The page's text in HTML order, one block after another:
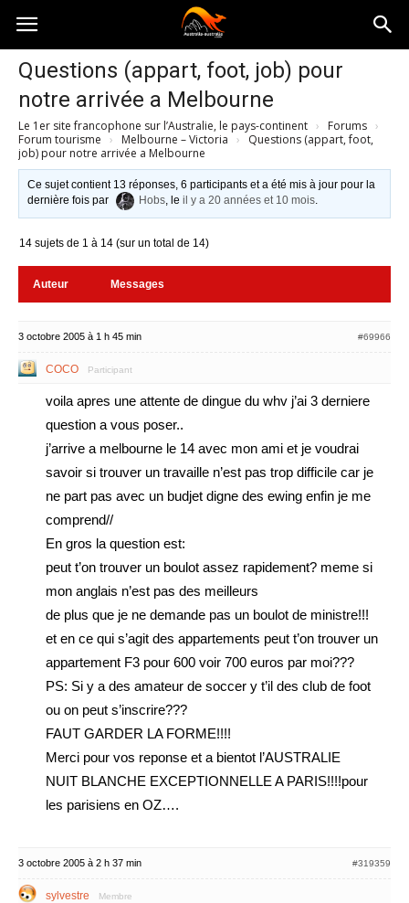
Australia-
australie.com
Questions (appart, foot, job) pour
notre arrivée a Melbourne
Le 1er site francophone sur l’Australie, le pays-continent › Forums ›
Forum tourisme › Melbourne – Victoria ›
Questions (appart, foot,
job) pour notre arrivée a Melbourne
Ce sujet contient 13 réponses, 6 participants et a été mis à jour pour la
dernière fois par
Hobs, leil y a 20 années et 10 mois.
14 sujets de 1 à 14 (sur un total de 14)
Auteur Messages
3 octobre 2005 à 1 h 45 min #69966
COCO Participant
voila apres une attente de dingue du whv j’ai 3 derniere
question a vous poser..
j’arrive a melbourne le 14 avec mon ami et je voudrai
savoir si trouver un travaille n’est pas trop difficile car je
ne part pas avec un budjet digne des ewing enfin je me
comprend//
En gros la question est:
peut t’on trouver un boulot assez rapidement? meme si
mon anglais n’est pas des meilleurs
de plus que je ne demande pas un boulot de ministre!!!
et en ce qui s’agit des appartements peut t’on trouver un
appartement F3 pour 600 voir 700 euros par moi???
PS: Si y a des amateur de soccer y t’il des club de foot
ou on peut s’inscrire???
FAUT GARDER LA FORME!!!!
Merci pour vos reponse et a bientot l’AUSTRALIE
NUIT BLANCHE EXCEPTIONNELLE A PARIS!!!!pour
les parisiens en OZ….
3 octobre 2005 à 2 h 37 min #319359
sylvestre Membre